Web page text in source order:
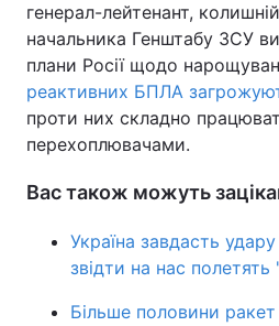
генерал-лейтенант,
начальника Генштабу ЗСУ
плани Росії щодо
реактивних БПЛА
проти них складно
перехоплювачами.
Вас також можуть
Україна завдасть
звідти на нас
Більше половини